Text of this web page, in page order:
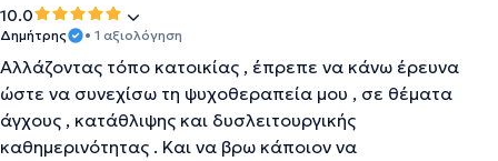
10.0
Δημήτρης • 1 αξιολόγηση
Αλλάζοντας τόπο κατοικίας , έπρεπε να κάνω έρευνα
ώστε να συνεχίσω τη ψυχοθεραπεία μου , σε θέματα
άγχους , κατάθλιψης και δυσλειτουργικής
καθημερινότητας . Και να βρω κάποιον να